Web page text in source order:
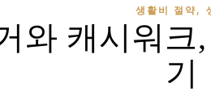
생활비 절약,
와 캐시워크
기